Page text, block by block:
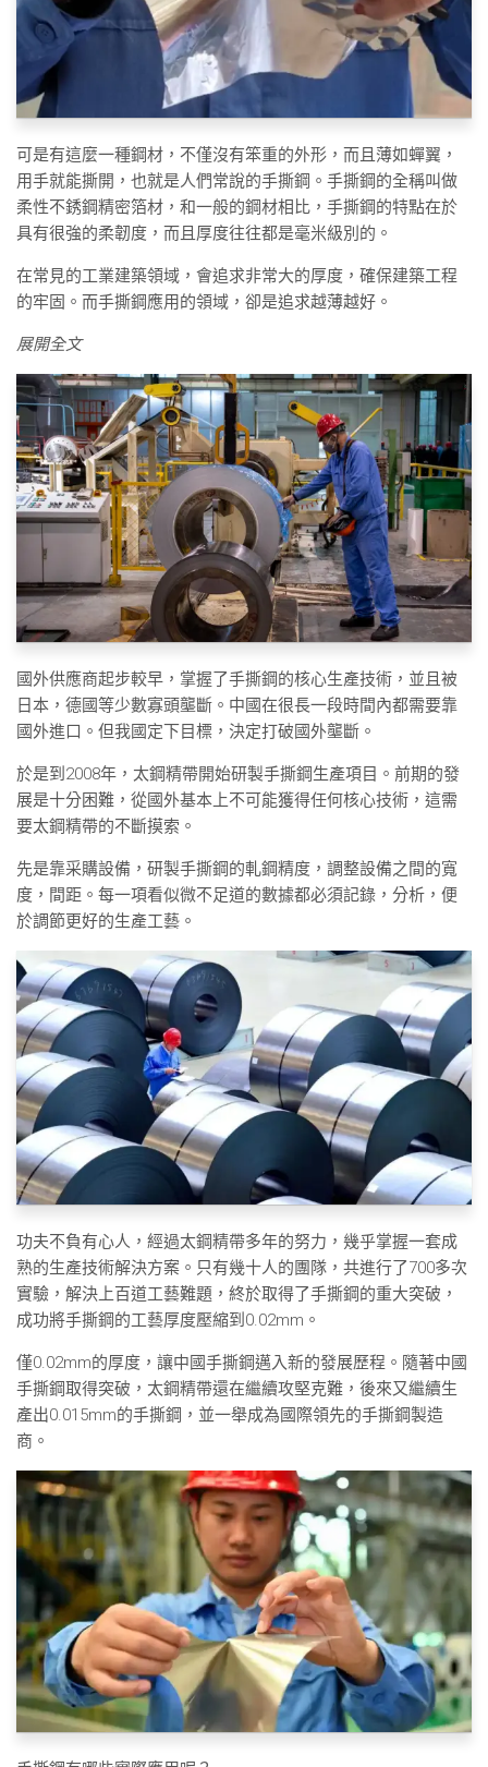
可是有這麼一種鋼材，不僅沒有笨重的外形，而且薄如蟬翼，
用手就能撕開，也就是人們常說的手撕鋼。手撕鋼的全稱叫做
柔性不銹鋼精密箔材，和一般的鋼材相比，手撕鋼的特點在於
具有很強的柔韌度，而且厚度往往都是毫米級別的。
在常見的工業建築領域，會追求非常大的厚度，確保建築工程
的牢固。而手撕鋼應用的領域，卻是追求越薄越好。
展開全文
國外供應商起步較早，掌握了手撕鋼的核心生產技術，並且被
日本，德國等少數寡頭壟斷。中國在很長一段時間內都需要靠
國外進口。但我國定下目標，決定打破國外壟斷。
於是到2008年，太鋼精帶開始研製手撕鋼生產項目。前期的發
展是十分困難，從國外基本上不可能獲得任何核心技術，這需
要太鋼精帶的不斷摸索。
先是靠采購設備，研製手撕鋼的軋鋼精度，調整設備之間的寬
度，間距。每一項看似微不足道的數據都必須記錄，分析，便
於調節更好的生產工藝。
功夫不負有心人，經過太鋼精帶多年的努力，幾乎掌握一套成
熟的生產技術解決方案。只有幾十人的團隊，共進行了700多次
實驗，解決上百道工藝難題，終於取得了手撕鋼的重大突破，
成功將手撕鋼的工藝厚度壓縮到0.02mm。
僅0.02mm的厚度，讓中國手撕鋼邁入新的發展歷程。隨著中國
手撕鋼取得突破，太鋼精帶還在繼續攻堅克難，後來又繼續生
產出0.015mm的手撕鋼，並一舉成為國際領先的手撕鋼製造
商。